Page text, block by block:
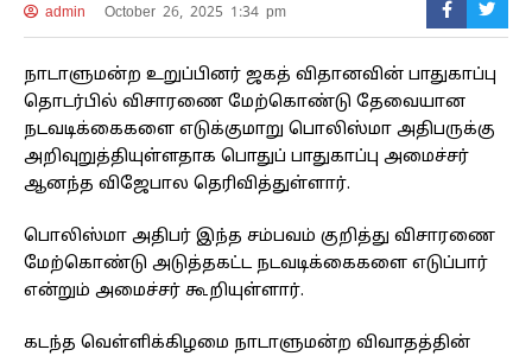
admin October 26, 2025 1:34 pm
நாடாளுமன்ற உறுப்பினர் ஜகத் விதானவின் பாதுகாப்பு
தொடர்பில் விசாரணை மேற்கொண்டு தேவையான
நடவடிக்கைகளை எடுக்குமாறு பொலிஸ்மா அதிபருக்கு
அறிவுறுத்தியுள்ளதாக பொதுப் பாதுகாப்பு அமைச்சர்
ஆனந்த விஜேபால தெரிவித்துள்ளார்.
பொலிஸ்மா அதிபர் இந்த சம்பவம் குறித்து விசாரணை
மேற்கொண்டு அடுத்தகட்ட நடவடிக்கைகளை எடுப்பார்
என்றும் அமைச்சர் கூறியுள்ளார்.
கடந்த வெள்ளிக்கிழமை நாடாளுமன்ற விவாதத்தின்